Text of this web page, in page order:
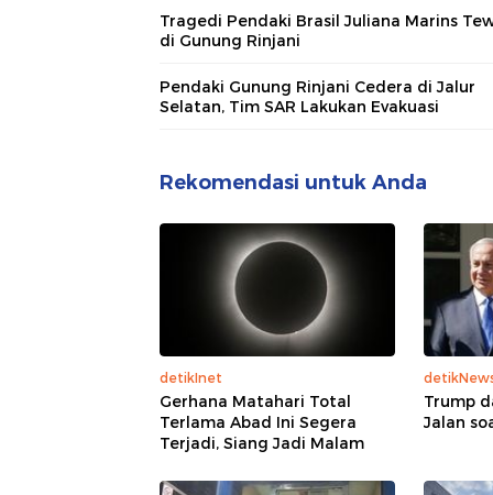
Tragedi Pendaki Brasil Juliana Marins
di Gunung Rinjani
Pendaki Gunung Rinjani Cedera di Jalur
Selatan, Tim SAR Lakukan Evakuasi
Rekomendasi untuk Anda
detikInet
Gerhana Matahari Total
Terlama Abad Ini Segera
Terjadi, Siang Jadi Malam
Trump
Jalan